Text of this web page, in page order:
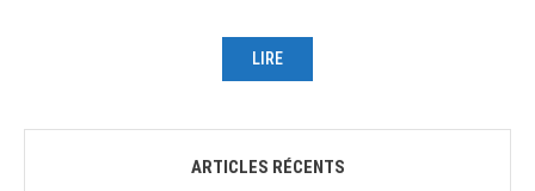
LIRE
ARTICLES RÉCENTS